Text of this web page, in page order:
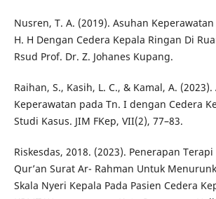
Nusren, T. A. (2019). Asuhan Keperawatan
H. H Dengan Cedera Kepala Ringan Di
Rsud Prof. Dr. Z. Johanes Kupang.
Raihan, S., Kasih, L. C., & Kamal, A.
Keperawatan pada Tn. I dengan Cedera
Studi Kasus. JIM FKep, VII(2), 77–83.
Riskesdas, 2018. (2023). Penerapan
Qur’an Surat Ar- Rahman Untuk
Skala Nyeri Kepala Pada Pasien Cedera